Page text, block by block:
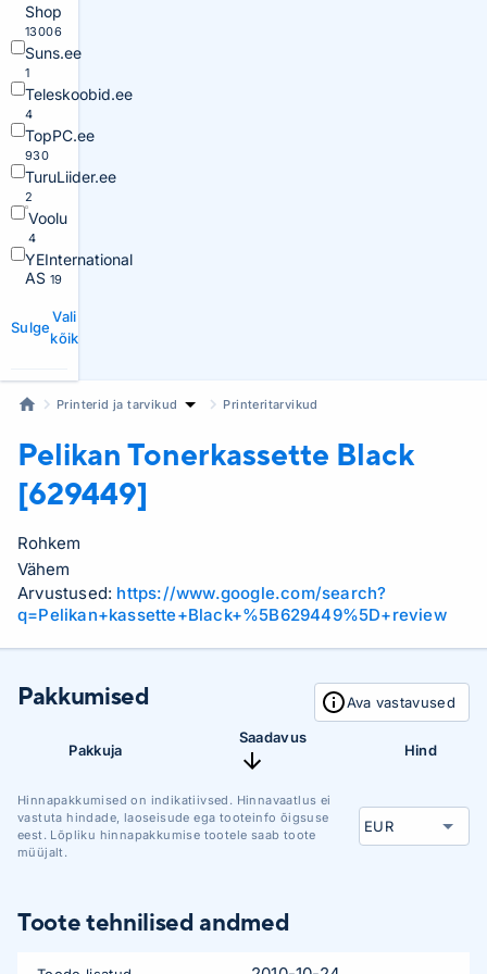
Shop
13006
Suns.ee
1
Teleskoobid.ee
4
TopPC.ee
930
TuruLiider.ee
2
Voolu
4
YEInternational
AS 19
Sulge
Vali
kõik
Printerid ja tarvikud Printeritarvikud
Pelikan Tonerkassette Black
[629449]
Rohkem
Vähem
Arvustused: https://www.google.com/search?
q=Pelikan+kassette+Black+%5B629449%5D+review
Pakkumised Ava vastavused
Pakkuja
Saadavus
Hind
Hinnapakkumised on indikatiivsed. Hinnavaatlus ei
vastuta hindade, laoseisude ega tooteinfo õigsuse
eest. Lõpliku hinnapakkumise tootele saab toote
müüjalt.
Toote tehnilised andmed